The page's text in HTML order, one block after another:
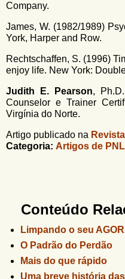
Company.
James, W. (1982/1989)
York, Harper and Row.
Rechtschaffen, S. (1996)
enjoy life. New York:
Judith E. Pearson,
Counselor e Trainer
Virgínia do Norte.
Artigo publicado na
Categoria: Artigos de
Conteúdo
Limpando o seu
O Padrão do Perdão
Mais do que rápido
Uma breve história